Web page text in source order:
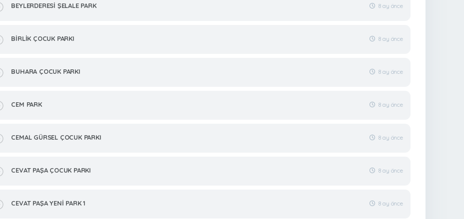
BEYLERDERESİ ŞELALE PARK 8 ay önce
BİRLİK ÇOCUK PARKI 8 ay önce
BUHARA ÇOCUK PARKI 8 ay önce
CEM PARK 8 ay önce
CEMAL GÜRSEL ÇOCUK PARKI 8 ay önce
CEVAT PAŞA ÇOCUK PARKI 8 ay önce
CEVAT PAŞA YENİ PARK 1 8 ay önce